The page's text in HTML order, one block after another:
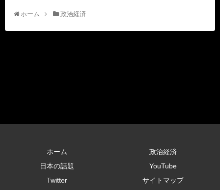
ホーム 政治経済
ホーム
政治経済
日本の話題
YouTube
Twitter
サイトマップ